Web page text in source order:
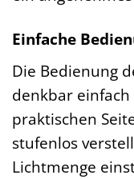
Einfache
Die Bedienung
denkbar
praktischen
stufenlos
Lichtmenge